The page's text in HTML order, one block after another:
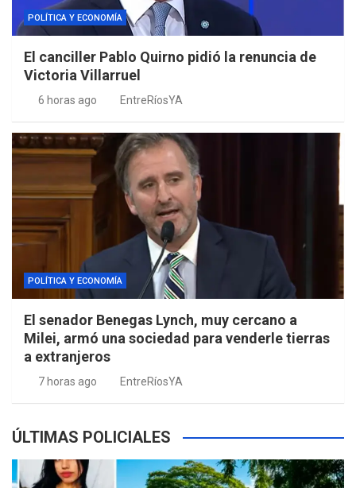
POLÍTICA Y ECONOMÍA
El canciller Pablo Quirno pidió la renuncia de
Victoria Villarruel
6 horas ago EntreRíosYA
POLÍTICA Y ECONOMÍA
El senador Benegas Lynch, muy cercano a
Milei, armó una sociedad para venderle tierras
a extranjeros
7 horas ago EntreRíosYA
ÚLTIMAS POLICIALES